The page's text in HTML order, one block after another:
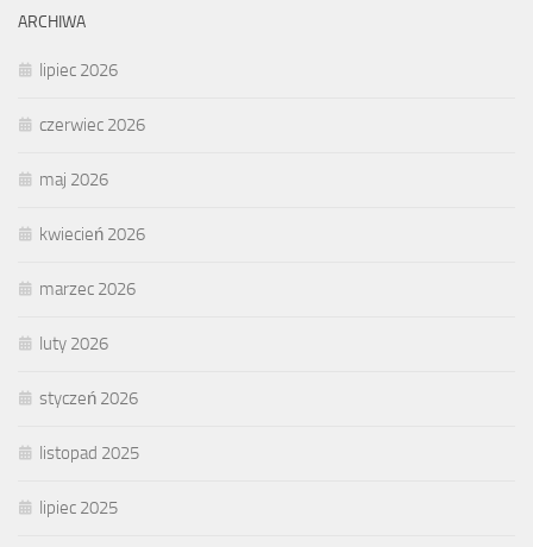
ARCHIWA
lipiec 2026
czerwiec 2026
maj 2026
kwiecień 2026
marzec 2026
luty 2026
styczeń 2026
listopad 2025
lipiec 2025